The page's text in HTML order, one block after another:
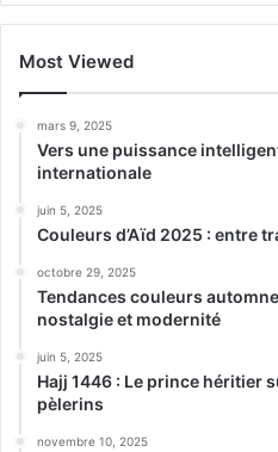
Most Viewed
mars 9, 2025
Vers une puissance
internationale
juin 5, 2025
Couleurs d’Aïd 2025 : entre
octobre 29, 2025
Tendances couleurs
nostalgie et modernité
juin 5, 2025
Hajj 1446 : Le prince héritier
pèlerins
novembre 10, 2025